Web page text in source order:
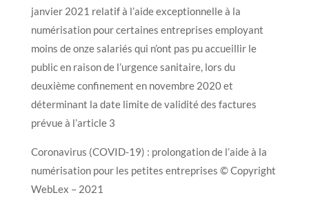
janvier 2021 relatif à l’aide exceptionnelle à la
numérisation pour certaines entreprises employant
moins de onze salariés qui n’ont pas pu accueillir le
public en raison de l’urgence sanitaire, lors du
deuxième confinement en novembre 2020 et
déterminant la date limite de validité des factures
prévue à l’article 3
Coronavirus (COVID-19) : prolongation de l’aide à la
numérisation pour les petites entreprises © Copyright
WebLex – 2021